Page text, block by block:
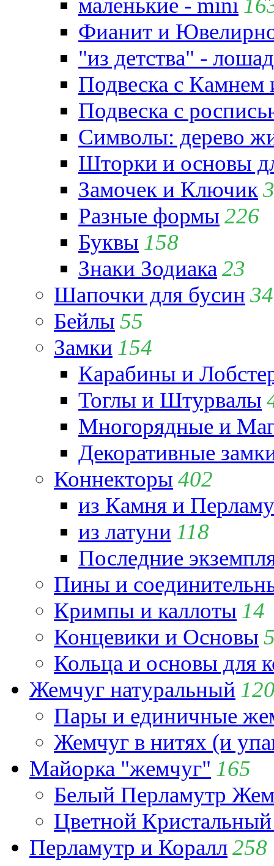
Фианит и
"из детства" -
Подвеска с
Подвеска с
Символы: дерево
Шторки и основы
Замочек и Ключик
Разные формы 226
Буквы 158
Знаки Зодиака 23
Шапочки для бусин 34
Бейлы 55
Замки 154
Карабины и
Тоглы и Штурвалы
Многорядные и
Декоративные
Коннекторы 402
из Камня и
из латуни 118
Последние
Пины и
Кримпы и каллоты 14
Концевики и Основы
Кольца и основы для
Жемчуг натуральный
Пары и единичные
Жемчуг в нитях (и
Майорка "жемчуг" 165
Белый Перламутр
Цветной
Перламутр и Коралл258